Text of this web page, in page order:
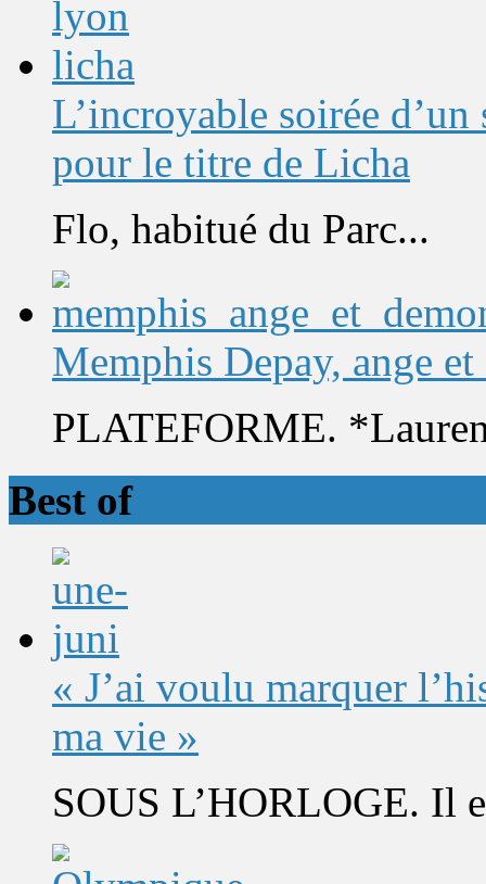
L’incroyable soirée
pour le titre de Licha
Flo, habitué du Parc...
Memphis Depay, ange et
PLATEFORME.
Best of
« J’ai voulu marquer
ma vie »
SOUS L’HORLOGE. Il